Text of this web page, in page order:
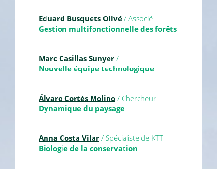
Eduard Busquets Olivé / Associé
Gestion multifonctionnelle des forêts
Marc Casillas Sunyer /
Nouvelle équipe technologique
Álvaro Cortés Molino / Chercheur
Dynamique du paysage
Anna Costa Vilar / Spécialiste de KTT
Biologie de la conservation